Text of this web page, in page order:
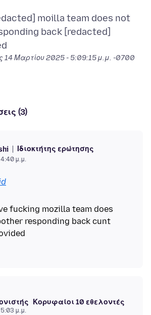
moilla team does not
back [redacted]
14 Μαρτίου 2025 - 5:09:15 μ.μ. -0700
(3)
Ιδιοκτήτης ερώτησης
μ.μ.
fucking mozilla team does
responding back cunt
Κορυφαίοι 10 εθελοντές
μ.μ.